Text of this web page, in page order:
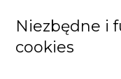
Niezbędne i
cookies